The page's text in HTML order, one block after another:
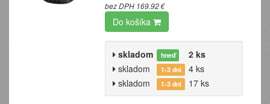
bez DPH 169.92 €
Do košíka
skladom hneď
2 ks
skladom
1-3 dni
4 ks
skladom
1-3 dni 17 ks